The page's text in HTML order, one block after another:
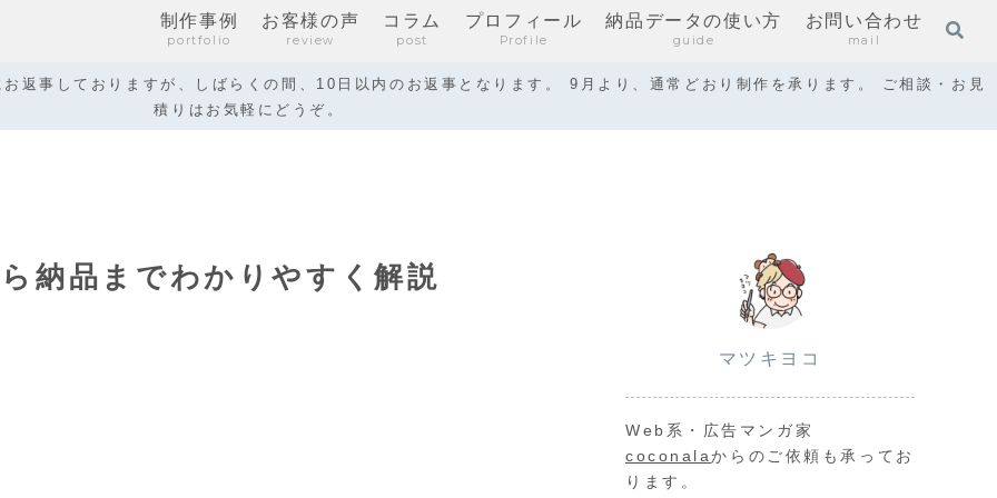
制作事例
portfolio
お客様の声
review
コラム
post
プロフィール
Profile
納品データの使い方
guide
お問い合わせ
mail
返事しておりますが、しばらくの間、10日以内のお返事となります。 9月より、通常どおり制作を承ります。 ご相談・お見
積りはお気軽にどうぞ。
納品までわかりやすく解説
マツキヨコ
Web系・広告マンガ家
coconalaからのご依頼も承ってお
ります。